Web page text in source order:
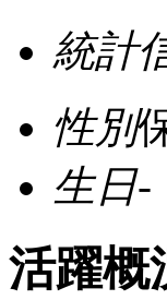
統計
性別
生日-
活躍概